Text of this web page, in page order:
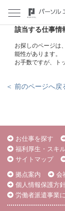
該当する仕事情
お探しのページは
能性があります。
お手数ですが、ト
＜ 前のページへ戻
お仕事を探す
福利厚生・スキ
サイトマップ
拠点案内
会
個人情報保護方
労働者派遣事業